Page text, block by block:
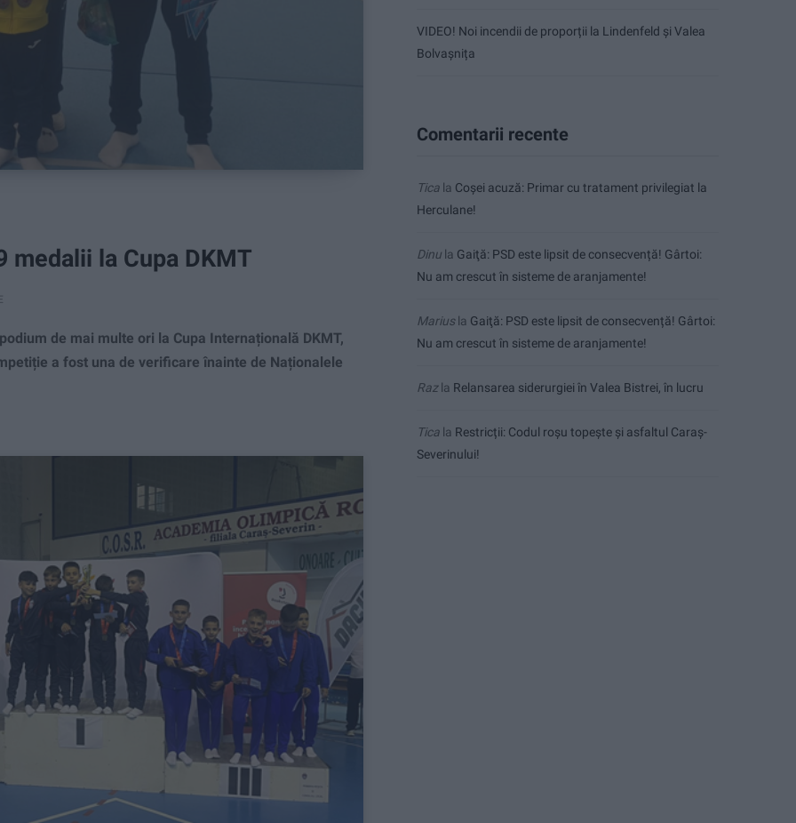
medalii la Cupa DKMT
de mai multe ori la Cupa Internațională DKMT,
a fost una de verificare înainte de Naționalele
VIDEO! Noi incendii de proporții la Lindenfeld și Valea
Bolvașnița
Comentarii recente
Tica la Coșei acuză: Primar cu tratament privilegiat la
Herculane!
Dinu la Gaiţă: PSD este lipsit de consecvență! Gârtoi:
Nu am crescut în sisteme de aranjamente!
Mariusla Gaiţă: PSD este lipsit de consecvență! Gârtoi:
Nu am crescut în sisteme de aranjamente!
Razla Relansarea siderurgiei în Valea Bistrei, în lucru
Tica la Restricții: Codul roșu topește și asfaltul Caraș-
Severinului!